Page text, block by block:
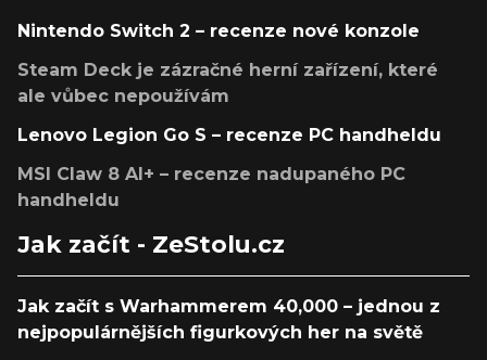
Nintendo Switch 2 – recenze nové konzole
Steam Deck je zázračné herní zařízení, které
ale vůbec nepoužívám
Lenovo Legion Go S – recenze PC handheldu
MSI Claw 8 AI+ – recenze nadupaného PC
handheldu
Jak začít - ZeStolu.cz
Jak začít s Warhammerem 40,000 – jednou z
nejpopulárnějších figurkových her na světě